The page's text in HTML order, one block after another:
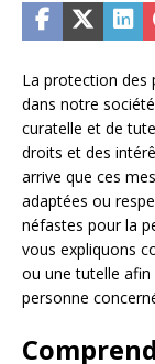
La protection des
dans notre
curatelle et de
droits et des
arrive que ces
adaptées ou
néfastes pour la
vous expliquons
ou une tutelle
personne